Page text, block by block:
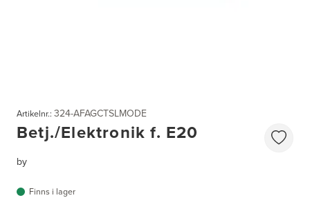
Artikelnr.: 324-AFAGCTSLMODE
Betj./Elektronik f. E20
by
Finns i lager